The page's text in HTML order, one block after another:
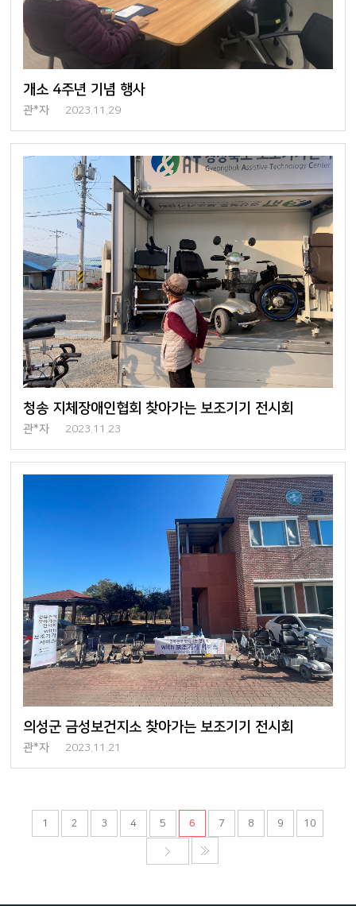
개소 4주년 기념 행사
관*자 2023.11.29
청송 지체장애인협회 찾아가는 보조기기 전시회
관*자 2023.11.23
의성군 금성보건지소 찾아가는 보조기기 전시회
관*자 2023.11.21
1 2 3 4 5 6 7 8 9 10